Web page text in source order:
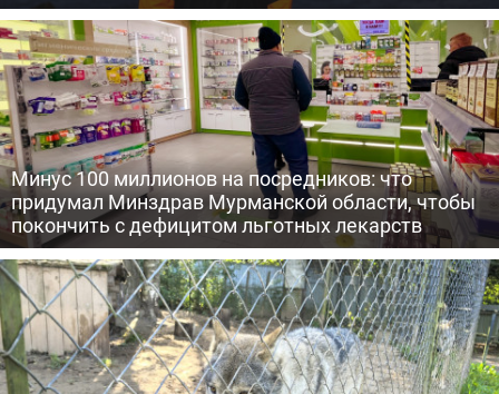
Минус 100 миллионов на посредников: что
придумал Минздрав Мурманской области, чтобы
покончить с дефицитом льготных лекарств